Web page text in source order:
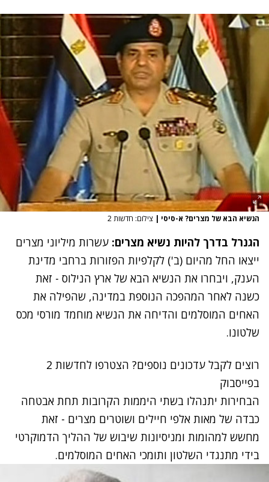
הנשיא הבא של מצרים? א-סיסי | צילום: חדשות 2
הגנרל בדרך להיות נשיא מצרים: עשרות מיליוני מצרים
ייצאו החל מהיום (ב') לקלפיות הפזורות ברחבי מדינת
הענק, ויבחרו את הנשיא הבא של ארץ הנילוס - זאת
כשנה לאחר המהפכה הנוספת במדינה, שהפילה את
האחים המוסלמים והדיחה את הנשיא מוחמד מורסי מכס
שלטונו.
רוצים לקבל עדכונים נוספים? הצטרפו לחדשות 2
בפייסבוק
הבחירות יתנהלו בשתי היממות הקרובות תחת אבטחה
כבדה של מאות אלפי חיילים ושוטרים מצרים - זאת
מחשש למהומות ומניסיונות שיבוש של ההליך הדמוקרטי
בידי מתנגדי השלטון ותומכי האחים המוסלמים.